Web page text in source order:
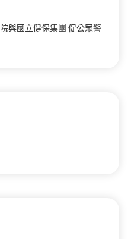
與國立健保集團 促公眾警